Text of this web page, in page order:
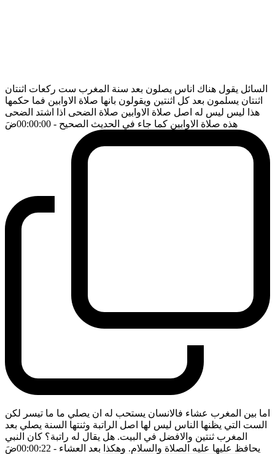
السائل يقول هناك اناس يصلون بعد سنة المغرب ست ركعات اثنتان
اثنتان يسلمون بعد كل اثنتين ويقولون بانها صلاة الاوابين فما حكمها
هذا ليس ليس له اصل صلاة الاوابين صلاة الضحى اذا اشتد الضحى
هذه صلاة الاوابين كما جاء في الحديث الصحيح - 00:00:00 ضَ
اما بين المغرب عشاء فالانسان يستحب له ان يصلي ما ما تيسر لكن
الست التي يظنها الناس ليس لها اصل الراتبة وثنتها السنة يصلي بعد
المغرب ثنتين والافضل في البيت. هل يقال له راتبة؟ كان النبي
يحافظ عليها عليه الصلاة والسلام. وهكذا بعد العشاء - 00:00:22 ضَ